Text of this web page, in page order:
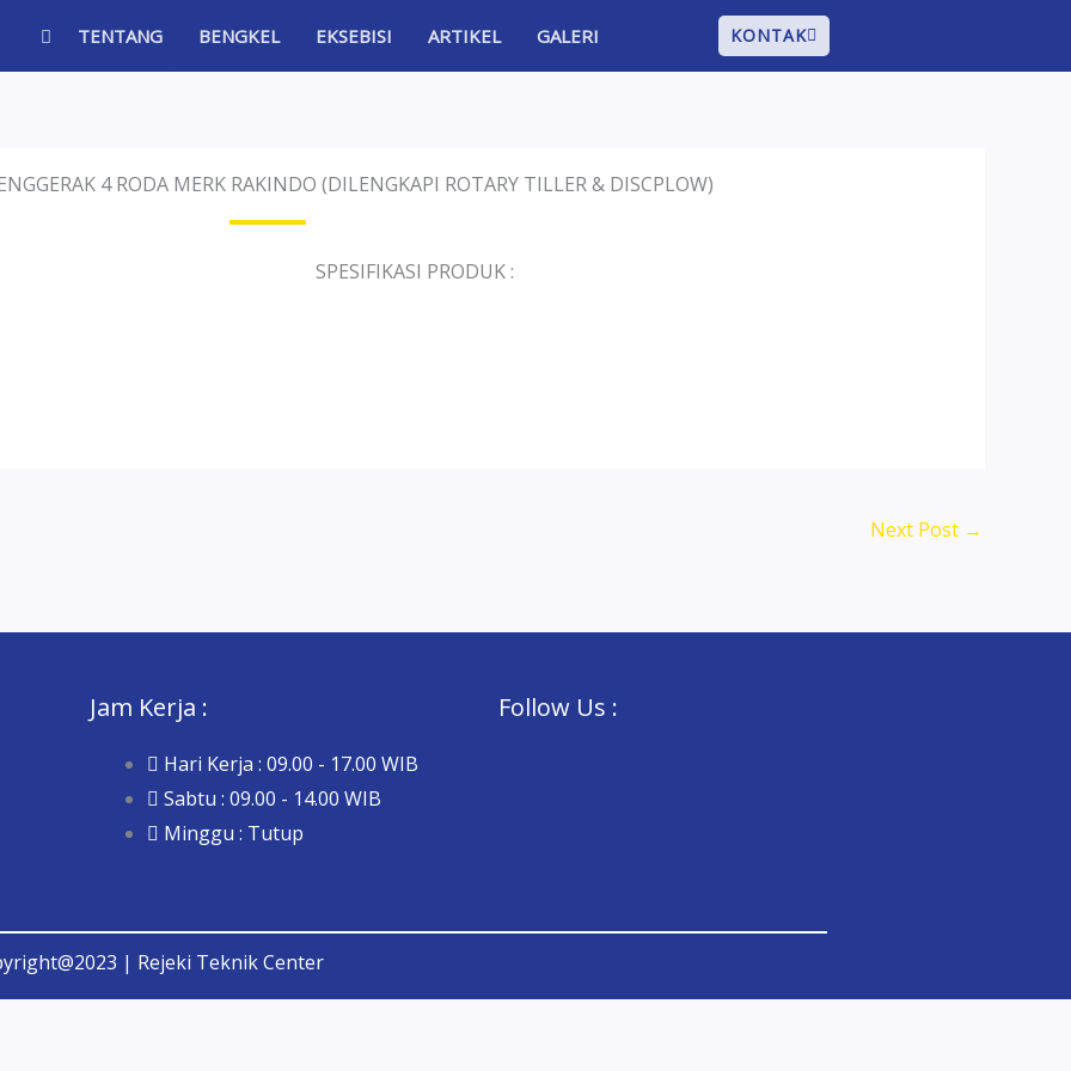
TENTANG BENGKEL EKSEBISI ARTIKEL GALERI KONTAK
4 RODA MERK RAKINDO (DILENGKAPI ROTARY TILLER & DISCPLOW)
SPESIFIKASI PRODUK :
Next Post →
Jam Kerja :
Hari Kerja : 09.00 - 17.00 WIB
Sabtu : 09.00 - 14.00 WIB
Minggu : Tutup
Follow Us :
| Rejeki Teknik Center